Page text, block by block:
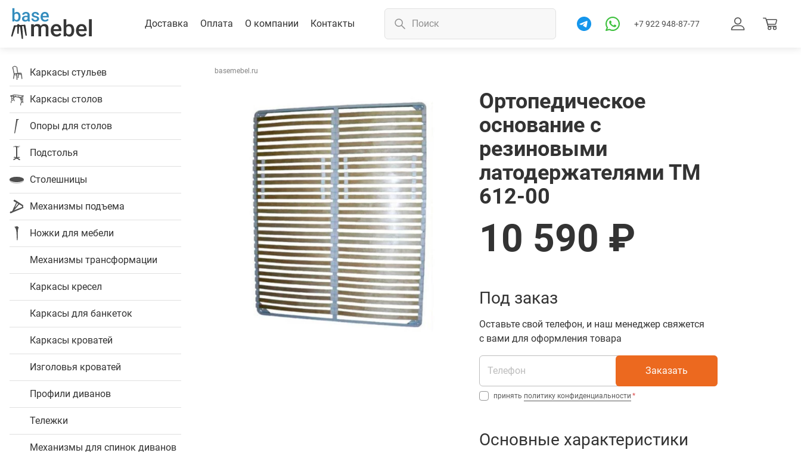
Доставка Оплата О компании Контакты +7 922 948-87-77
Каркасы стульев
Каркасы столов
Опоры для столов
Подстолья
Столешницы
Механизмы подъема
Ножки для мебели
Механизмы трансформации
Каркасы кресел
Каркасы для банкеток
Каркасы кроватей
Изголовья кроватей
Профили диванов
Тележки
Механизмы для спинок диванов
basemebel.ru
Товар в корзине. Перейти
Ортопедическое
основание с
резиновыми
латодержателями ТМ
612-00
10 590 ₽
Под заказ
Оставьте свой телефон, и наш менеджер свяжется
с вами для оформления товара
Заказать
принять политику конфиденциальности
Основные характеристики